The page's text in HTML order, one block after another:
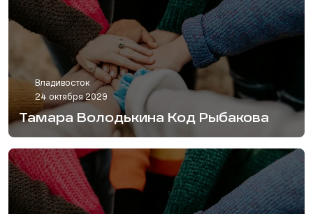
Владивосток
24 октября 2029
Тамара Володькина Код Рыбакова